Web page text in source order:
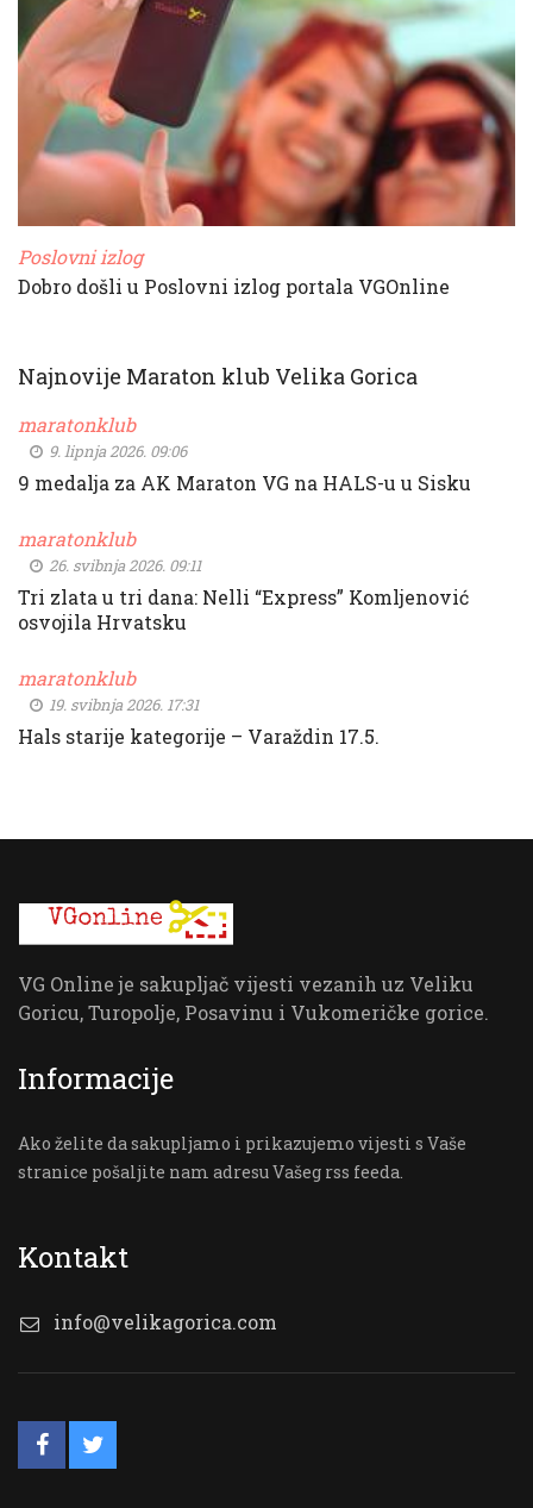
Poslovni izlog
Dobro došli u Poslovni izlog portala VGOnline
Najnovije Maraton klub Velika Gorica
maratonklub
9. lipnja 2026. 09:06
9 medalja za AK Maraton VG na HALS-u u Sisku
maratonklub
26. svibnja 2026. 09:11
Tri zlata u tri dana: Nelli “Express” Komljenović
osvojila Hrvatsku
maratonklub
19. svibnja 2026. 17:31
Hals starije kategorije – Varaždin 17.5.
VG Online je sakupljač vijesti vezanih uz Veliku
Goricu, Turopolje, Posavinu i Vukomeričke gorice.
Informacije
Ako želite da sakupljamo i prikazujemo vijesti s Vaše
stranice pošaljite nam adresu Vašeg rss feeda.
Kontakt
info@velikagorica.com